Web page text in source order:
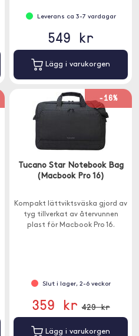
Leverans ca 3-7 vardagar
549 kr
Lägg i varukorgen
-16%
Tucano Star Notebook Bag
(Macbook Pro 16)
Kompakt lättviktsväska gjord av
tyg tillverkat av återvunnen
plast för Macbook Pro 16.
Slut i lager, 2-6 veckor
359 kr 429 kr
Lägg i varukorgen